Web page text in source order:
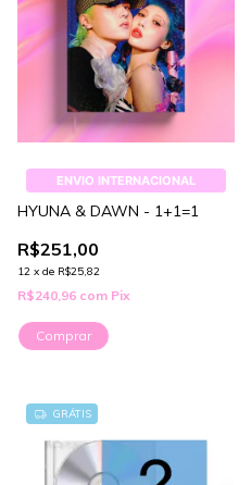
ENVIO INTERNACIONAL
HYUNA & DAWN - 1+1=1
R$251,00
12 x de R$25,82
R$240,96 com Pix
GRÁTIS